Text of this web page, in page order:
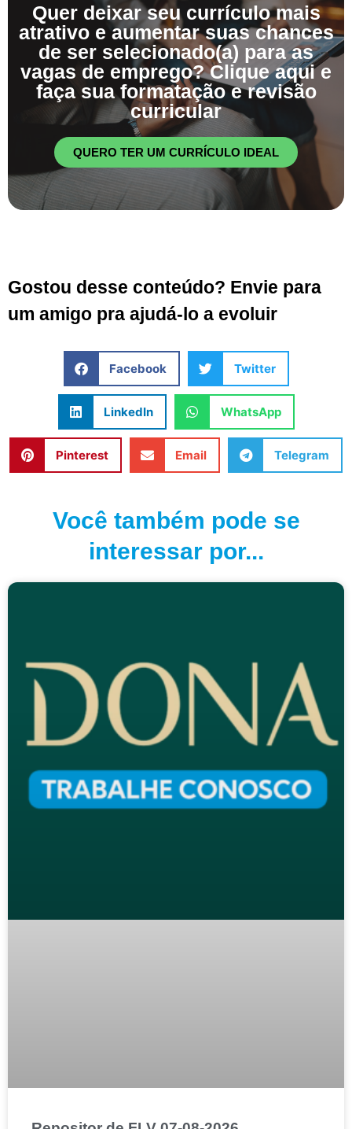
Quer deixar seu currículo mais
atrativo e aumentar suas chances
de ser selecionado(a) para as
vagas de emprego? Clique aqui e
faça sua formatação e revisão
curricular
QUERO TER UM CURRÍCULO IDEAL
Gostou desse conteúdo? Envie para
um amigo pra ajudá-lo a evoluir
Facebook Twitter
LinkedIn WhatsApp
Pinterest Email Telegram
Você também pode se
interessar por...